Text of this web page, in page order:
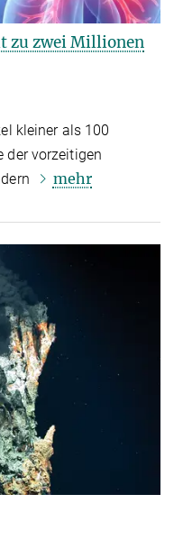
zu zwei Millionen
kleiner als 100
der vorzeitigen
mehr